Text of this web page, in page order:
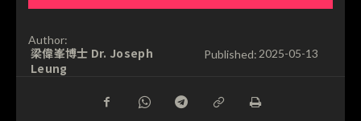
Author:
梁偉峯博士 Dr. Joseph
Leung
Published:2025-05-13